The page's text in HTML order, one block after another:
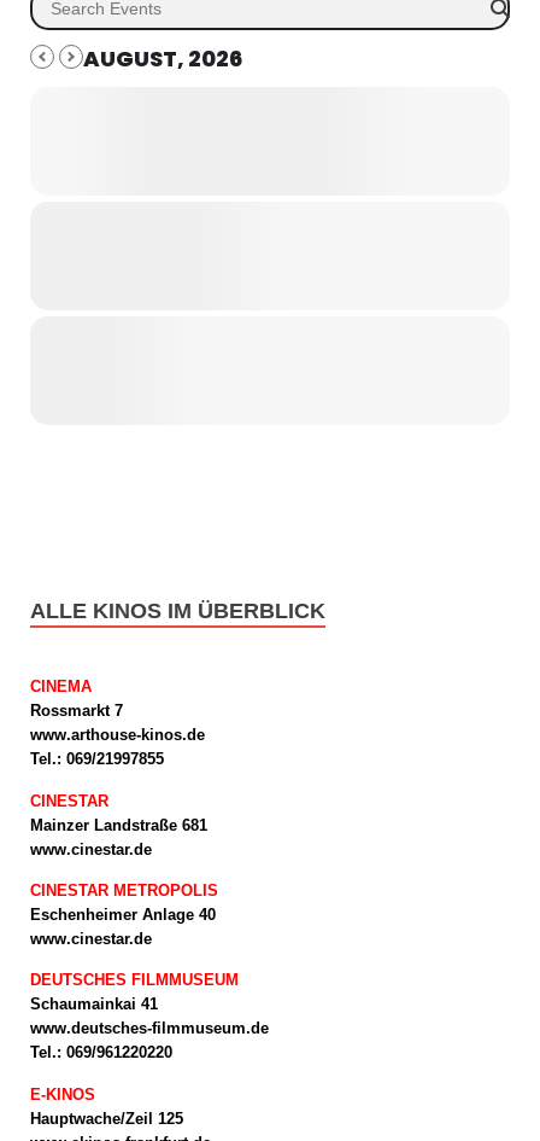
AUGUST, 2026
ALLE KINOS IM ÜBERBLICK
CINEMA
Rossmarkt 7
www.arthouse-kinos.de
Tel.: 069/21997855
CINESTAR
Mainzer Landstraße 681
www.cinestar.de
CINESTAR METROPOLIS
Eschenheimer Anlage 40
www.cinestar.de
DEUTSCHES FILMMUSEUM
Schaumainkai 41
www.deutsches-filmmuseum.de
Tel.: 069/961220220
E-KINOS
Hauptwache/Zeil 125